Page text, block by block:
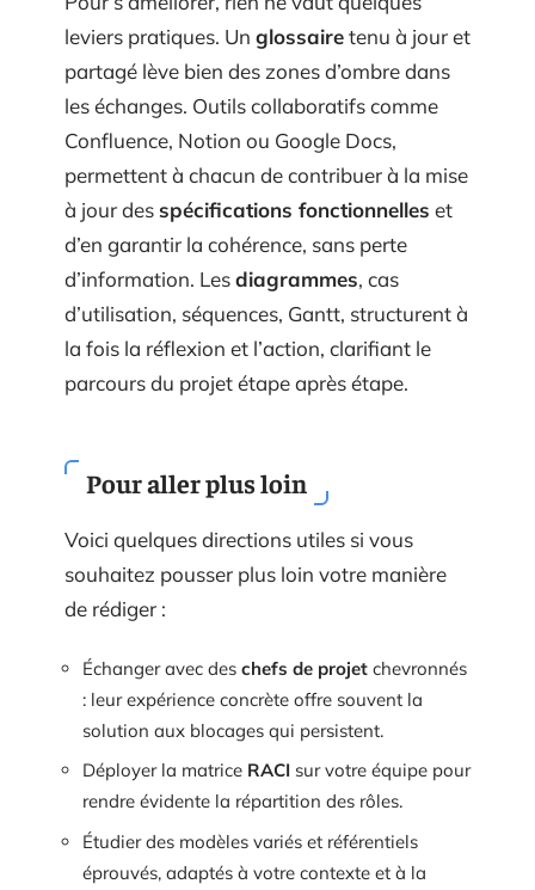
leviers pratiques. Un glossairetenu à jour et
partagé lève bien des zones d’ombre dans
les échanges. Outils collaboratifs comme
Confluence, Notion ou Google Docs,
permettent à chacun de contribuer à la mise
à jour desspécifications fonctionnelles et
d’en garantir la cohérence, sans perte
d’information. Lesdiagrammes, cas
d’utilisation, séquences, Gantt, structurent à
la fois la réflexion et l’action, clarifiant le
parcours du projet étape après étape.
Pour aller plus loin
Voici quelques directions utiles si vous
souhaitez pousser plus loin votre manière
de rédiger :
Échanger avec des chefs de projet chevronnés
: leur expérience concrète offre souvent la
solution aux blocages qui persistent.
Déployer la matrice RACI sur votre équipe pour
rendre évidente la répartition des rôles.
Étudier des modèles variés et référentiels
éprouvés, adaptés à votre contexte et à la